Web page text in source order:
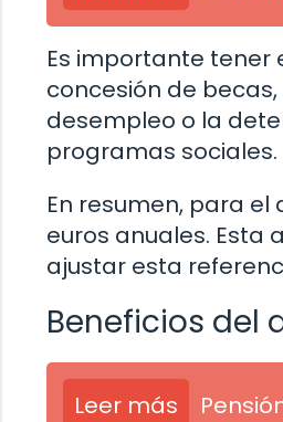
Es importante tener
concesión de
desempleo o la
programas sociales.
En resumen, para el
euros anuales. Esta
ajustar esta
Beneficios del
Leer más